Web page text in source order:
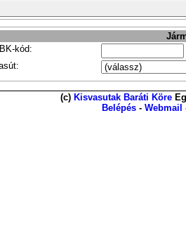
kód:
(c) Kisvasutak Baráti Köre
Belépés - Webmail